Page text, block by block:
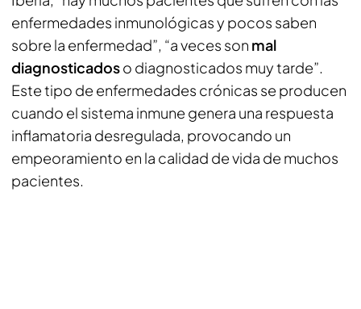
enfermedades inmunológicas y pocos saben
sobre la enfermedad”, “a veces son mal
diagnosticadoso diagnosticados muy tarde”.
Este tipo de enfermedades crónicas se producen
cuando el sistema inmune genera una respuesta
inflamatoria desregulada, provocando un
empeoramiento en la calidad de vida de muchos
pacientes.